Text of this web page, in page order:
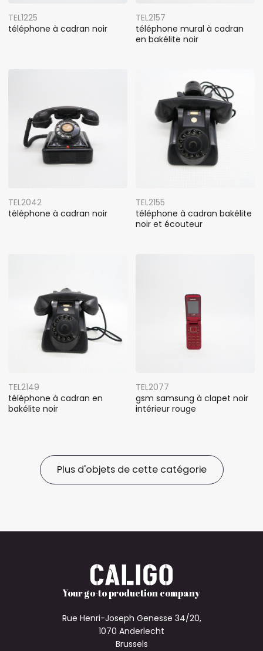
TEL1225
téléphone à cadran noir
TEL2157
téléphone mural à cadran
en bakélite noir
TEL2042
téléphone à cadran noir
TEL2155
téléphone à cadran bakélite
noir et écouteur
TEL2149
téléphone à cadran en
bakélite noir
TEL2077
gsm samsung à clapet noir
intérieur rouge
Plus d'objets de cette catégorie
Your go-to production company
Rue Henri-Joseph Genesse 34/20,
1070 Anderlecht
Brussels